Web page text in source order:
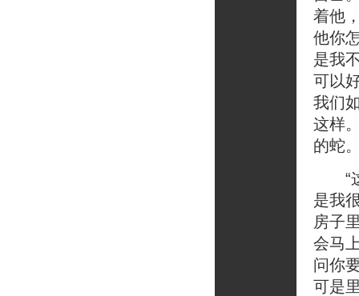
着他
他你
是我
可以
我们
这样
的蛇
“这
是我
房子
会马
问你
可是